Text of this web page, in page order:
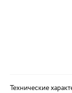
Технические